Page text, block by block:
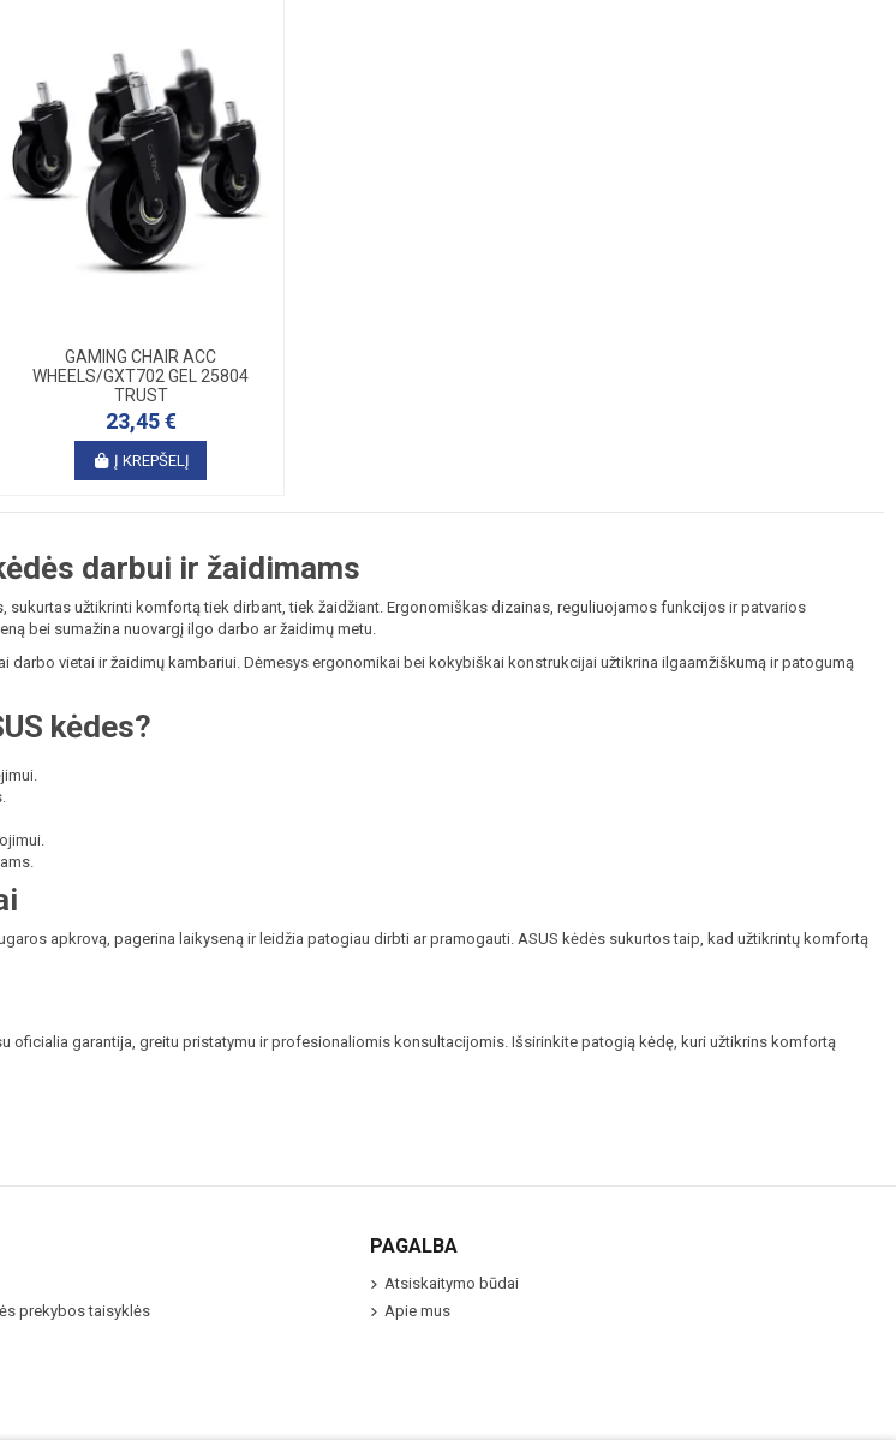
GAMING CHAIR ACC
WHEELS/GXT702 GEL 25804
TRUST
23,45 €
Į KREPŠELĮ
darbui ir žaidimams
sukurtas užtikrinti komfortą tiek dirbant, tiek žaidžiant. Ergonomiškas dizainas, reguliuojamos funkcijos ir patvarios
bei sumažina nuovargį ilgo darbo ar žaidimų metu.
darbo vietai ir žaidimų kambariui. Dėmesys ergonomikai bei kokybiškai konstrukcijai užtikrina ilgaamžiškumą ir patogumą
kėdes?
apkrovą, pagerina laikyseną ir leidžia patogiau dirbti ar pramogauti. ASUS kėdės sukurtos taip, kad užtikrintų komfortą
oficialia garantija, greitu pristatymu ir profesionaliomis konsultacijomis. Išsirinkite patogią kėdę, kuri užtikrins komfortą
prekybos taisyklės
PAGALBA
Atsiskaitymo būdai
Apie mus